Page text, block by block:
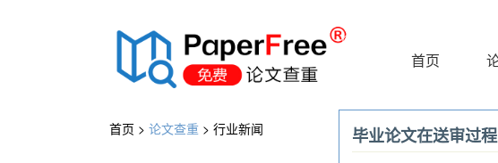
®
首页
首页 > 论文查重 > 行业新闻 毕业论文在送审过